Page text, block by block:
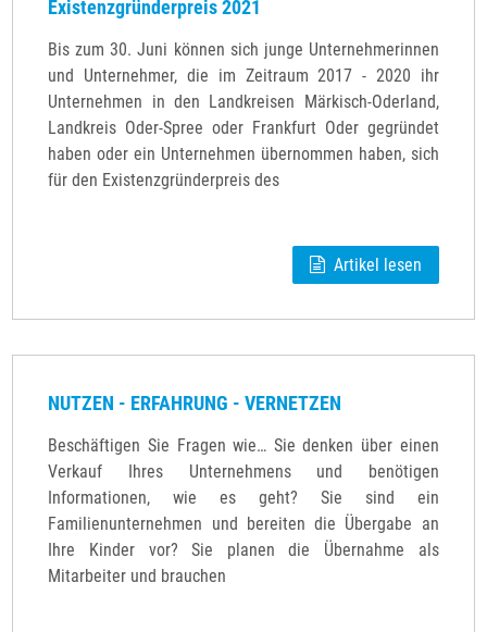
Existenzgründerpreis 2021
Bis zum 30. Juni können sich junge Unternehmerinnen
und Unternehmer, die im Zeitraum 2017 - 2020 ihr
Unternehmen in den Landkreisen Märkisch-Oderland,
Landkreis Oder-Spree oder Frankfurt Oder gegründet
haben oder ein Unternehmen übernommen haben, sich
für den Existenzgründerpreis des
Artikel lesen
NUTZEN - ERFAHRUNG - VERNETZEN
Beschäftigen Sie Fragen wie… Sie denken über einen
Verkauf Ihres Unternehmens und benötigen
Informationen, wie es geht? Sie sind ein
Familienunternehmen und bereiten die Übergabe an
Ihre Kinder vor? Sie planen die Übernahme als
Mitarbeiter und brauchen